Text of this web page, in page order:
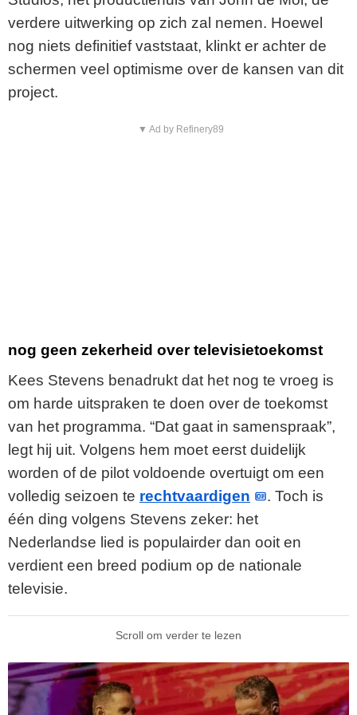
verdere uitwerking op zich zal nemen. Hoewel
nog niets definitief vaststaat, klinkt er achter de
schermen veel optimisme over de kansen van dit
project.
▼ Ad by Refinery89
nog geen zekerheid over televisietoekomst
Kees Stevens benadrukt dat het nog te vroeg is
om harde uitspraken te doen over de toekomst
van het programma. “Dat gaat in samenspraak”,
legt hij uit. Volgens hem moet eerst duidelijk
worden of de pilot voldoende overtuigt om een
volledig seizoen te rechtvaardigen
. Toch is
één ding volgens Stevens zeker: het
Nederlandse lied is populairder dan ooit en
verdient een breed podium op de nationale
televisie.
Scroll om verder te lezen